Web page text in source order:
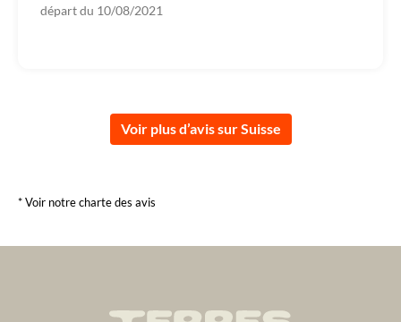
départ du 10/08/2021
Voir plus d’avis sur Suisse
* Voir notre charte des avis